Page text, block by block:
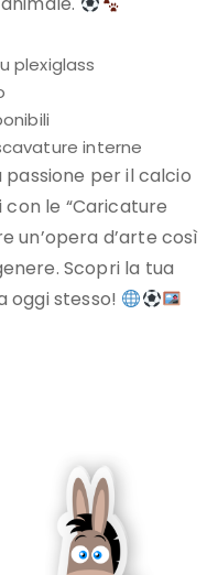
plexiglass
interne
per il calcio
le “Caricature
un’opera d’arte così
Scopri la tua
stesso!